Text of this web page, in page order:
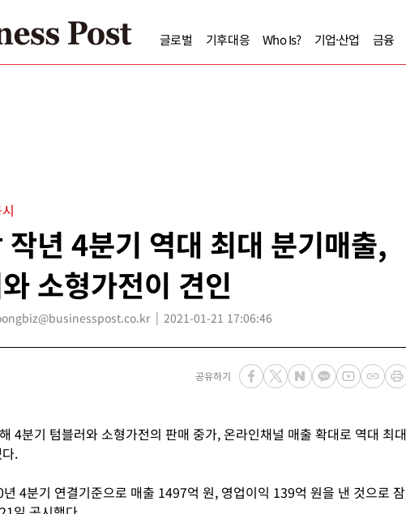
글로벌 기후대응 Who Is? 기업·산업 금융
작년 4분기 역대 최대 분기매출,
소형가전이 견인
2021-01-21 17:06:46
공유하기
4분기 텀블러와 소형가전의 판매 중가, 온라인채널 매출 확대로 역대 최대
.
4분기 연결기준으로 매출 1497억 원, 영업이익 139억 원을 낸 것으로 잠